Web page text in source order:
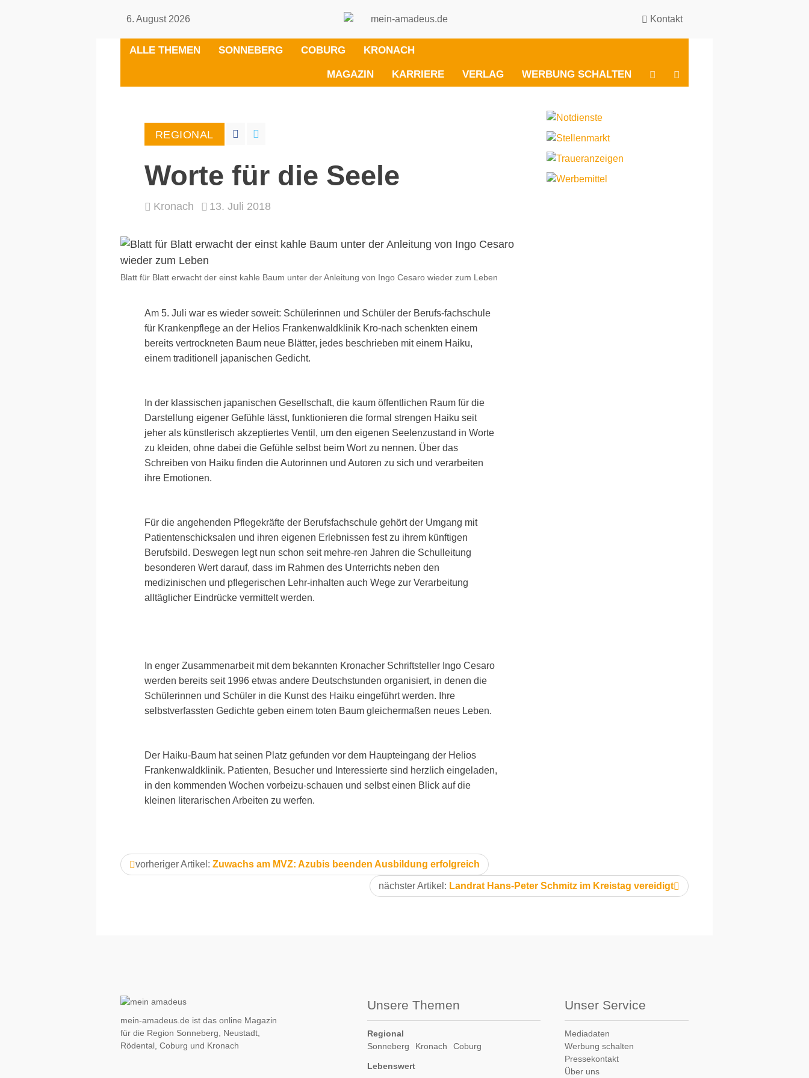
6. August 2026 Kontakt
ALLE THEMEN SONNEBERG COBURG KRONACH
MAGAZIN KARRIERE VERLAG WERBUNG SCHALTEN
BESUCHEN
SIE
SIE
REGIONAL
Worte für die Seele
Kronach 13. Juli 2018
Blatt für Blatt erwacht der einst kahle Baum unter der Anleitung von Ingo Cesaro wieder zum Leben
Am 5. Juli war es wieder soweit: Schülerinnen und Schüler der Berufs-fachschule
für Krankenpflege an der Helios Frankenwaldklinik Kro-nach schenkten einem
bereits vertrockneten Baum neue Blätter, jedes beschrieben mit einem Haiku,
einem traditionell japanischen Gedicht.
In der klassischen japanischen Gesellschaft, die kaum öffentlichen Raum für die
Darstellung eigener Gefühle lässt, funktionieren die formal strengen Haiku seit
jeher als künstlerisch akzeptiertes Ventil, um den eigenen Seelenzustand in Worte
zu kleiden, ohne dabei die Gefühle selbst beim Wort zu nennen. Über das
Schreiben von Haiku finden die Autorinnen und Autoren zu sich und verarbeiten
ihre Emotionen.
Für die angehenden Pflegekräfte der Berufsfachschule gehört der Umgang mit
Patientenschicksalen und ihren eigenen Erlebnissen fest zu ihrem künftigen
Berufsbild. Deswegen legt nun schon seit mehre-ren Jahren die Schulleitung
besonderen Wert darauf, dass im Rahmen des Unterrichts neben den
medizinischen und pflegerischen Lehr-inhalten auch Wege zur Verarbeitung
alltäglicher Eindrücke vermittelt werden.
In enger Zusammenarbeit mit dem bekannten Kronacher Schriftsteller Ingo Cesaro
werden bereits seit 1996 etwas andere Deutschstunden organisiert, in denen die
Schülerinnen und Schüler in die Kunst des Haiku eingeführt werden. Ihre
selbstverfassten Gedichte geben einem toten Baum gleichermaßen neues Leben.
Der Haiku-Baum hat seinen Platz gefunden vor dem Haupteingang der Helios
Frankenwaldklinik. Patienten, Besucher und Interessierte sind herzlich eingeladen,
in den kommenden Wochen vorbeizu-schauen und selbst einen Blick auf die
kleinen literarischen Arbeiten zu werfen.
vorheriger Artikel: Zuwachs am MVZ: Azubis beenden Ausbildung erfolgreich
nächster Artikel: Landrat Hans-Peter Schmitz im Kreistag vereidigt
mein-amadeus.de ist das online Magazin
für die Region Sonneberg, Neustadt,
Rödental, Coburg und Kronach
Unsere Themen
Regional
Sonneberg
Kronach Coburg
Lebenswert
Unser Service
Mediadaten
Werbung schalten
Pressekontakt
Über uns